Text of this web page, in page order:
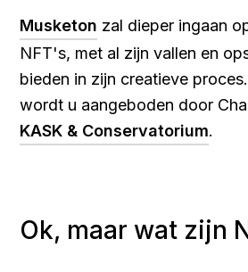
Musketon zal dieper ingaan
NFT's, met al zijn vallen en
bieden in zijn creatieve
wordt u aangeboden door
KASK & Conservatorium.
Ok, maar wat zijn